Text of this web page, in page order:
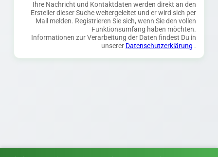
Ihre Nachricht und Kontaktdaten werden direkt an den
Ersteller dieser Suche weitergeleitet und er wird sich per
Mail melden. Registrieren Sie sich, wenn Sie den vollen
Funktionsumfang haben möchten.
Informationen zur Verarbeitung der Daten findest Du in
unserer Datenschutzerklärung .